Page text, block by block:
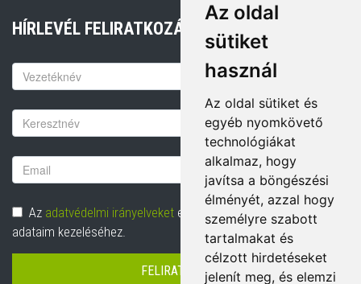
Az oldal
sütiket
használ
Az oldal sütiket és
egyéb nyomkövető
technológiákat
alkalmaz, hogy
javítsa a böngészési
élményét, azzal hogy
személyre szabott
tartalmakat és
célzott hirdetéseket
jelenít meg, és elemzi
HÍRLEVÉL FELIRATKOZÁS
Keresztnév
Vezetéknév
Email
cím
Adatvédelem
Az adatvédelmi irányelveket elolvastam és hozzájárulok
adataim kezeléséhez.
FELIRATKOZÁS